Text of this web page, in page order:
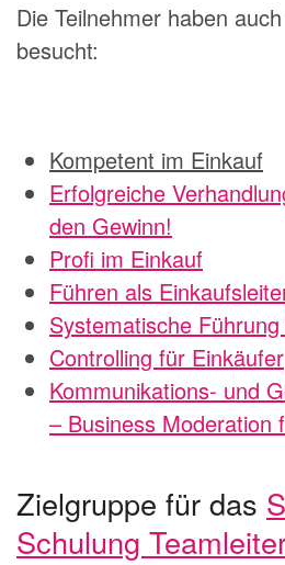
Die Teilnehmer haben
besucht:
Kompetent im Einkauf
Erfolgreiche
den Gewinn!
Profi im Einkauf
Führen als
Systematische
Controlling für Einkäufer
Kommunikations- und
– Business Moderation
Zielgruppe für das
Schulung